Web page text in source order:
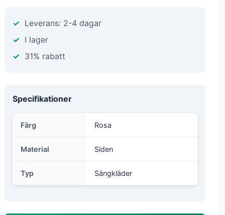
Leverans: 2-4 dagar
I lager
31% rabatt
Specifikationer
Färg Rosa
Material Siden
Typ Sängkläder